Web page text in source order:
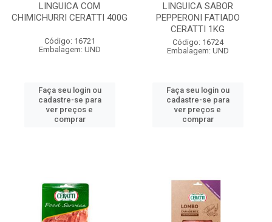
LINGUICA COM
CHIMICHURRI CERATTI 400G
Código: 16721
Embalagem: UND
Faça seu login ou
cadastre-se para
ver preços e
comprar
LINGUICA SABOR
PEPPERONI FATIADO
CERATTI 1KG
Código: 16724
Embalagem: UND
Faça seu login ou
cadastre-se para
ver preços e
comprar